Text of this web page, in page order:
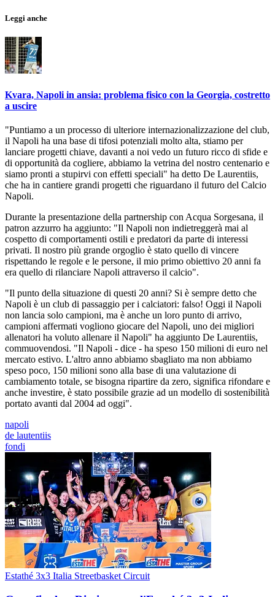
Leggi anche
Kvara, Napoli in ansia: problema fisico con la Georgia, costretto
a uscire
"Puntiamo a un processo di ulteriore internazionalizzazione del club,
il Napoli ha una base di tifosi potenziali molto alta, stiamo per
lanciare progetti chiave, davanti a noi vedo un futuro ricco di sfide e
di opportunità da cogliere, abbiamo la vetrina del nostro centenario e
siamo pronti a stupirvi con effetti speciali" ha detto De Laurentiis,
che ha in cantiere grandi progetti che riguardano il futuro del Calcio
Napoli.
Durante la presentazione della partnership con Acqua Sorgesana, il
patron azzurro ha aggiunto: "Il Napoli non indietreggerà mai al
cospetto di comportamenti ostili e predatori da parte di interessi
privati. Il nostro più grande orgoglio è stato quello di vincere
rispettando le regole e le persone, il mio primo obiettivo 20 anni fa
era quello di rilanciare Napoli attraverso il calcio".
"Il punto della situazione di questi 20 anni? Si è sempre detto che
Napoli è un club di passaggio per i calciatori: falso! Oggi il Napoli
non lancia solo campioni, ma è anche un loro punto di arrivo,
campioni affermati vogliono giocare del Napoli, uno dei migliori
allenatori ha voluto allenare il Napoli" ha aggiunto De Laurentiis,
commuovendosi. "Il Napoli - dice - ha speso 150 milioni di euro nel
mercato estivo. L'altro anno abbiamo sbagliato ma non abbiamo
speso poco, 150 milioni sono alla base di una valutazione di
cambiamento totale, se bisogna ripartire da zero, significa rifondare e
anche investire, è stato possibile grazie ad un modello di sostenibilità
portato avanti dal 2004 ad oggi".
napoli
de lautentiis
fondi
Estathé 3x3 Italia Streetbasket Circuit